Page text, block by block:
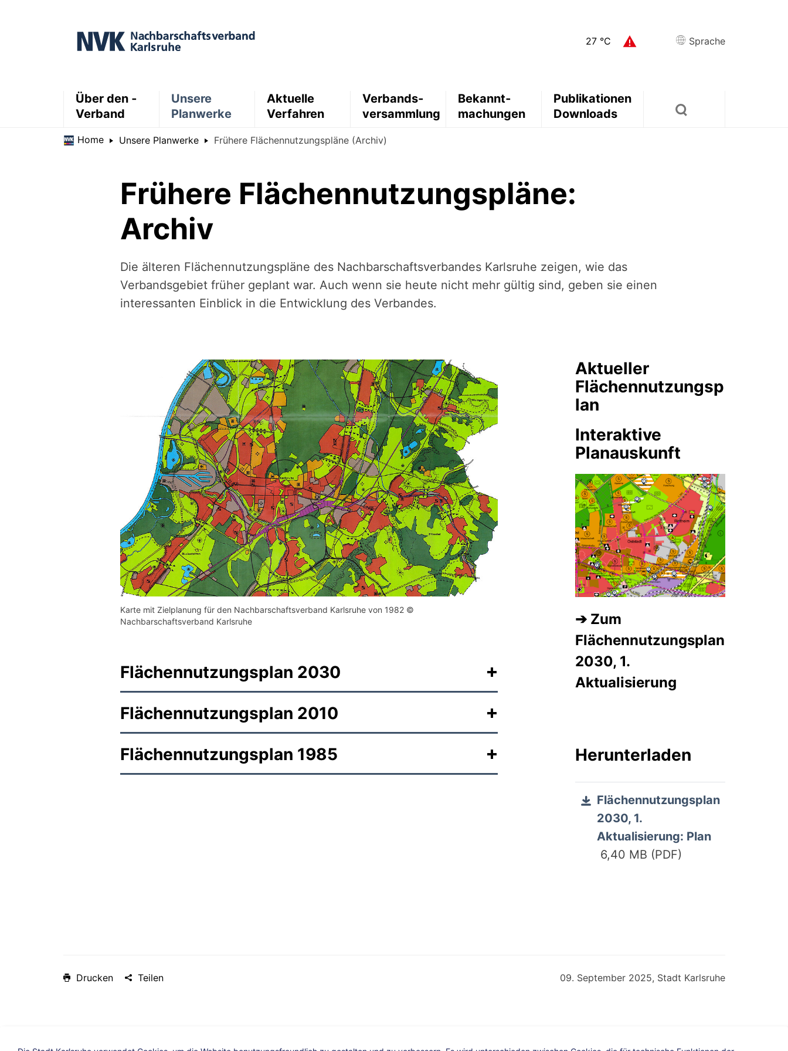
27 °C Sprache
Über den ­
Verband
Unsere
Planwerke
Aktuelle
Verfahren
Verbands­
versammlung
Bekannt­
machungen
Publikationen
­Downloads
Home Unsere Planwerke Frühere Flächennutzungspläne (Archiv)
Frühere Flächennutzungspläne:
Archiv
Die älteren Flächennutzungspläne des Nachbarschaftsverbandes Karlsruhe zeigen, wie das
Verbandsgebiet früher geplant war. Auch wenn sie heute nicht mehr gültig sind, geben sie einen
interessanten Einblick in die Entwicklung des Verbandes.
Karte mit Zielplanung für den Nachbarschaftsverband Karlsruhe von 1982 ©
Nachbarschaftsverband Karlsruhe
Flächennutzungsplan 2030
Flächennutzungsplan 2010
Flächennutzungsplan 1985
Aktueller
Flächennutzungsp
lan
Interaktive
Planauskunft
➔ Zum
Flächennutzungsplan
2030, 1.
Aktualisierung
Herunterladen
Flächennutzungsplan
2030, 1.
Aktualisierung: Plan
6,40 MB (PDF)
Drucken Teilen 09. September 2025, Stadt Karlsruhe